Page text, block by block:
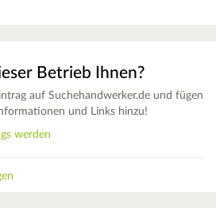
Betrieb Ihnen?
auf Suchehandwerker.de und fügen
und Links hinzu!
werden